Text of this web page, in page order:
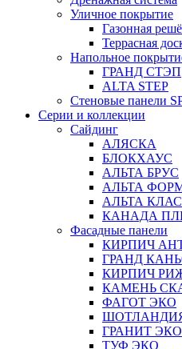
Уличное покрытие
Газонная
Террасная
Напольное
ГРАНД СТЭП
ALTA STEP
Стеновые панели
Серии и коллекции
Сайдинг
АЛЯСКА
БЛОКХАУС
АЛЬТА БРУС
АЛЬТА
АЛЬТА
КАНАДА
Фасадные панели
КИРПИЧ
ГРАНД
КИРПИЧ
КАМЕНЬ
ФАГОТ ЭКО
ГРАНИТ ЭКО
ТУФ ЭКО